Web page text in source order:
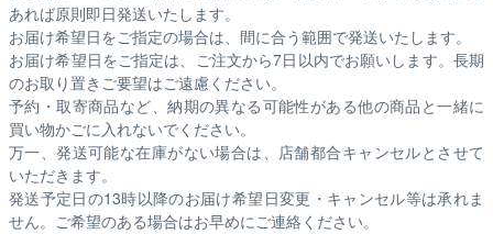
あれば原則即日発送いたします。
お届け希望日をご指定の場合は、間に合う範囲で発送いたします。
お届け希望日をご指定は、ご注文から7日以内でお願いします。長期
のお取り置きご要望はご遠慮ください。
予約・取寄商品など、納期の異なる可能性がある他の商品と一緒に
買い物かごに入れないでください。
万一、発送可能な在庫がない場合は、店舗都合キャンセルとさせて
いただきます。
発送予定日の13時以降のお届け希望日変更・キャンセル等は承れま
せん。ご希望のある場合はお早めにご連絡ください。